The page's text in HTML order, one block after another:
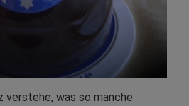
verstehe, was so manche